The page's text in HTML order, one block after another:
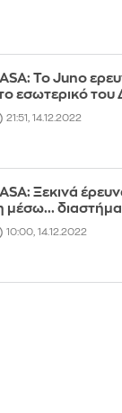
Το Juno
εσωτερικό του
21:51, 14.12.2022
Ξεκινά
μέσω...
10:00, 14.12.2022